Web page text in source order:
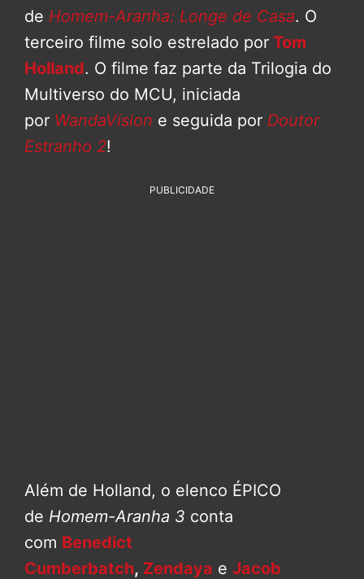
de Homem-Aranha: Longe de Casa. O
terceiro filme solo estrelado por Tom
Holland. O filme faz parte da Trilogia do
Multiverso do MCU, iniciada
por WandaVision e seguida por Doutor
Estranho 2!
PUBLICIDADE
Além de Holland, o elenco ÉPICO
de Homem-Aranha 3 conta
com Benedict
Cumberbatch, Zendaya e Jacob